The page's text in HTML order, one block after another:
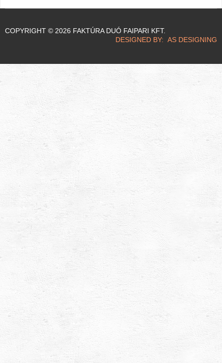
COPYRIGHT © 2026 FAKTÚRA DUÓ FAIPARI KFT.
DESIGNED BY: AS DESIGNING